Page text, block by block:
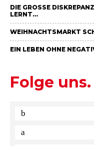
DIE GROSSE
ERNT…
WEIHNACHTSMARKT
EIN LEBEN OHNE
Folge uns.